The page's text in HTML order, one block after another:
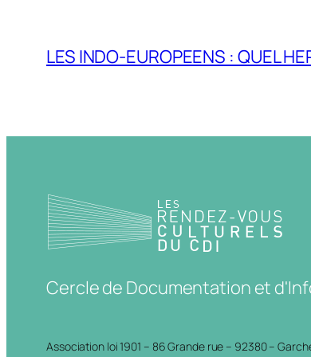
LES INDO-EUROPEENS : QUEL
Cercle de Documentation et
Association loi 1901 – 86 Grande rue – 92380 –